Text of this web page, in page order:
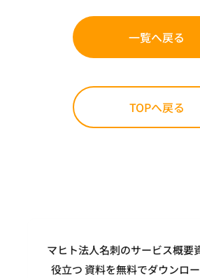
一覧へ戻る
TOPへ戻る
マヒト法人名刺のサービス概要
役立つ資料を無料でダウンロー